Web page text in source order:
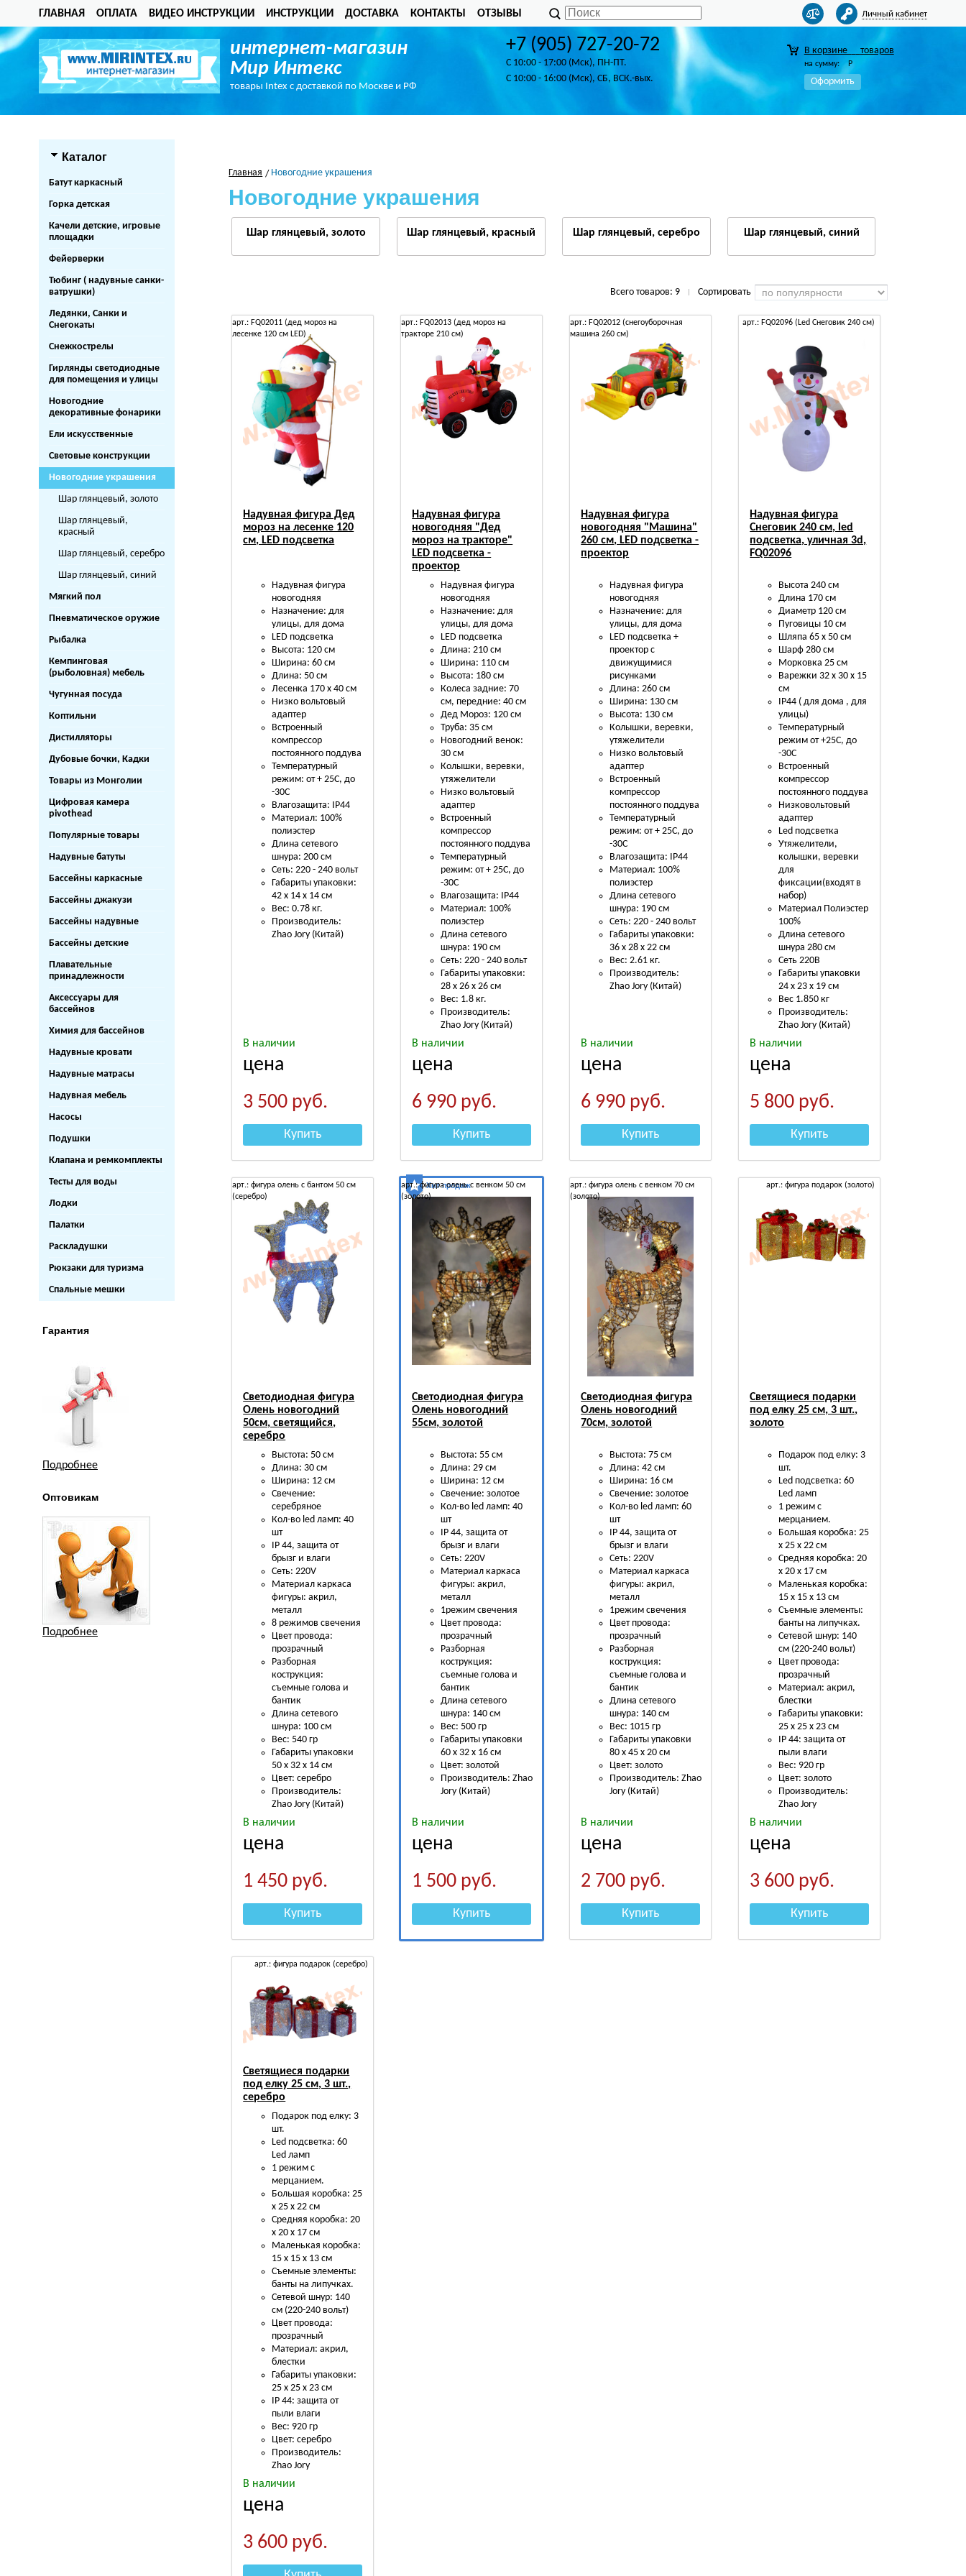
ГЛАВНАЯ ОПЛАТА ВИДЕО ИНСТРУКЦИИ ИНСТРУКЦИИ ДОСТАВКА КОНТАКТЫ ОТЗЫВЫ Личный кабинет
интернет-магазин
Мир Интекс
товары Intex с доставкой по Москве и РФ
+7 (905) 727-20-72
C 10:00 - 17:00 (Мск), ПН-ПТ.
C 10:00 - 16:00 (Мск), СБ, ВСК.-вых.
В корзине товаров
на сумму: Р
Оформить
Каталог
Батут каркасный
Горка детская
Качели детские, игровые
площадки
Фейерверки
Тюбинг ( надувные санки-
ватрушки)
Ледянки, Санки и
Снегокаты
Снежкострелы
Гирлянды светодиодные
для помещения и улицы
Новогодние
декоративные фонарики
Ели искусственные
Световые конструкции
Новогодние украшения
Шар глянцевый, золото
Шар глянцевый,
красный
Шар глянцевый, серебро
Шар глянцевый, синий
Мягкий пол
Пневматическое оружие
Рыбалка
Кемпинговая
(рыболовная) мебель
Чугунная посуда
Коптильни
Дистилляторы
Дубовые бочки, Кадки
Товары из Монголии
Цифровая камера
pivothead
Популярные товары
Надувные батуты
Бассейны каркасные
Бассейны джакузи
Бассейны надувные
Бассейны детские
Плавательные
принадлежности
Аксессуары для
бассейнов
Химия для бассейнов
Надувные кровати
Надувные матрасы
Надувная мебель
Насосы
Подушки
Клапана и ремкомплекты
Тесты для воды
Лодки
Палатки
Раскладушки
Рюкзаки для туризма
Спальные мешки
Гарантия
Подробнее
Оптовикам
Подробнее
Главная Новогодние украшения
Новогодние украшения
Шар глянцевый, золото Шар глянцевый, красный Шар глянцевый, серебро Шар глянцевый, синий
Всего товаров: 9 Сортировать
арт.: FQ02011 (дед мороз на
лесенке 120 см LED)
Надувная фигура Дед
мороз на лесенке 120
см, LED подсветка
Надувная фигура
новогодняя
Назначение: для
улицы, для дома
LED подсветка
Высота: 120 см
Ширина: 60 см
Длина: 50 см
Лесенка 170 х 40 см
Низко вольтовый
адаптер
Встроенный
компрессор
постоянного поддува
Температурный
режим: от + 25С, до
-30С
Влагозащита: IP44
Материал: 100%
полиэстер
Длина сетевого
шнура: 200 см
Сеть: 220 - 240 вольт
Габариты упаковки:
42 х 14 х 14 см
Вес: 0.78 кг.
Производитель:
Zhao Jory (Китай)
В наличии
цена
3 500 руб.
Купить
арт.: FQ02013 (дед мороз на
тракторе 210 см)
Надувная фигура
новогодняя "Дед
мороз на тракторе"
LED подсветка -
проектор
Надувная фигура
новогодняя
Назначение: для
улицы, для дома
LED подсветка
Длина: 210 см
Ширина: 110 см
Высота: 180 см
Колеса задние: 70
см, передние: 40 см
Дед Мороз: 120 см
Труба: 35 см
Новогодний венок:
30 см
Колышки, веревки,
утяжелители
Низко вольтовый
адаптер
Встроенный
компрессор
постоянного поддува
Температурный
режим: от + 25С, до
-30С
Влагозащита: IP44
Материал: 100%
полиэстер
Длина сетевого
шнура: 190 см
Сеть: 220 - 240 вольт
Габариты упаковки:
28 х 26 х 26 см
Вес: 1.8 кг.
Производитель:
Zhao Jory (Китай)
В наличии
цена
6 990 руб.
Купить
арт.: FQ02012 (снегоуборочная
машина 260 см)
Надувная фигура
новогодняя "Машина"
260 см, LED подсветка -
проектор
Надувная фигура
новогодняя
Назначение: для
улицы, для дома
LED подсветка +
проектор с
движущимися
рисунками
Длина: 260 см
Ширина: 130 см
Высота: 130 см
Колышки, веревки,
утяжелители
Низко вольтовый
адаптер
Встроенный
компрессор
постоянного поддува
Температурный
режим: от + 25С, до
-30С
Влагозащита: IP44
Материал: 100%
полиэстер
Длина сетевого
шнура: 190 см
Сеть: 220 - 240 вольт
Габариты упаковки:
36 х 28 х 22 см
Вес: 2.61 кг.
Производитель:
Zhao Jory (Китай)
В наличии
цена
6 990 руб.
Купить
арт.: FQ02096 (Led Снеговик 240 см)
Надувная фигура
Снеговик 240 см, led
подсветка, уличная 3d,
FQ02096
Высота 240 см
Длина 170 см
Диаметр 120 см
Пуговицы 10 см
Шляпа 65 х 50 см
Шарф 280 см
Морковка 25 см
Варежки 32 х 30 х 15
см
IP44 ( для дома , для
улицы)
Температурный
режим от +25С, до
-30С
Встроенный
компрессор
постоянного поддува
Низковольтовый
адаптер
Led подсветка
Утяжелители,
колышки, веревки
для
фиксации(входят в
набор)
Материал Полиэстер
100%
Длина сетевого
шнура 280 см
Сеть 220В
Габариты упаковки
24 х 23 х 19 см
Вес 1.850 кг
Производитель:
Zhao Jory (Китай)
В наличии
цена
5 800 руб.
Купить
арт.: фигура олень с бантом 50 см
(серебро)
Светодиодная фигура
Олень новогодний
50см, светящийся,
серебро
Выстота: 50 см
Длина: 30 см
Ширина: 12 см
Свечение:
серебряное
Кол-во led ламп: 40
шт
IP 44, защита от
брызг и влаги
Сеть: 220V
Материал каркаса
фигуры: акрил,
металл
8 режимов свечения
Цвет провода:
прозрачный
Разборная
кострукция:
съемные голова и
бантик
Длина сетевого
шнура: 100 см
Вес: 540 гр
Габариты упаковки
50 х 32 х 14 см
Цвет: серебро
Производитель:
Zhao Jory (Китай)
В наличии
цена
1 450 руб.
Купить
Хит продаж
арт.: фигура олень с венком 50 см
(золото)
Светодиодная фигура
Олень новогодний
55см, золотой
Выстота: 55 см
Длина: 29 см
Ширина: 12 см
Свечение: золотое
Кол-во led ламп: 40
шт
IP 44, защита от
брызг и влаги
Сеть: 220V
Материал каркаса
фигуры: акрил,
металл
1режим свечения
Цвет провода:
прозрачный
Разборная
кострукция:
съемные голова и
бантик
Длина сетевого
шнура: 140 см
Вес: 500 гр
Габариты упаковки
60 х 32 х 16 см
Цвет: золотой
Производитель:Zhao
Jory (Китай)
В наличии
цена
1 500 руб.
Купить
арт.: фигура олень с венком 70 см
(золото)
Светодиодная фигура
Олень новогодний
70см, золотой
Выстота: 75 см
Длина: 42 см
Ширина: 16 см
Свечение: золотое
Кол-во led ламп: 60
шт
IP 44, защита от
брызг и влаги
Сеть: 220V
Материал каркаса
фигуры: акрил,
металл
1режим свечения
Цвет провода:
прозрачный
Разборная
кострукция:
съемные голова и
бантик
Длина сетевого
шнура: 140 см
Вес: 1015 гр
Габариты упаковки
80 х 45 х 20 см
Цвет: золото
Производитель: Zhao
Jory (Китай)
В наличии
цена
2 700 руб.
Купить
арт.: фигура подарок (золото)
Светящиеся подарки
под елку 25 см, 3 шт.,
золото
Подарок под елку: 3
шт.
Led подсветка: 60
Led ламп
1 режим с
мерцанием.
Большая коробка: 25
х 25 х 22 см
Средняя коробка: 20
х 20 х 17 см
Маленькая коробка:
15 х 15 х 13 см
Съемные элементы:
банты на липучках.
Сетевой шнур: 140
см (220-240 вольт)
Цвет провода:
прозрачный
Материал: акрил,
блестки
Габариты упаковки:
25 х 25 х 23 см
IP 44: защита от
пыли влаги
Вес: 920 гр
Цвет: золото
Производитель:
Zhao Jory
В наличии
цена
3 600 руб.
Купить
арт.: фигура подарок (серебро)
Светящиеся подарки
под елку 25 см, 3 шт.,
серебро
Подарок под елку: 3
шт.
Led подсветка: 60
Led ламп
1 режим с
мерцанием.
Большая коробка: 25
х 25 х 22 см
Средняя коробка: 20
х 20 х 17 см
Маленькая коробка:
15 х 15 х 13 см
Съемные элементы:
банты на липучках.
Сетевой шнур: 140
см (220-240 вольт)
Цвет провода:
прозрачный
Материал: акрил,
блестки
Габариты упаковки:
25 х 25 х 23 см
IP 44: защита от
пыли влаги
Вес: 920 гр
Цвет: серебро
Производитель:
Zhao Jory
В наличии
цена
3 600 руб.